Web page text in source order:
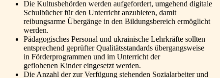
Die Kultusbehörden werden aufgefordert, umgehend digitale
Schulbücher für den Unterricht anzubieten, damit
reibungsarme Übergänge in den Bildungsbereich ermöglicht
werden.
Pädagogisches Personal und ukrainische Lehrkräfte sollten
entsprechend geprüfter Qualitätsstandards übergangsweise
in Förderprogrammen und im Unterricht der
geflohenen Kinder eingesetzt werden.
Die Anzahl der zur Verfügung stehenden Sozialarbeiter und